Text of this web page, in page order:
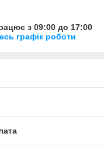
з 09:00 до 17:00
графік роботи